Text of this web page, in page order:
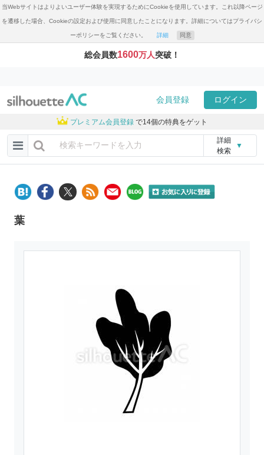
当Webサイトはよりよいユーザー体験を実現するためにCookieを使用しています。これ以降ページ
を遷移した場合、Cookieの設定および使用に同意したことになります。詳細についてはプライバシ
ーポリシーをご覧ください。 詳細 同意
総会員数1600万人突破！
会員登録 ログイン
プレミアム会員登録 で14個の特典をゲット
詳細
検索
▼
葉